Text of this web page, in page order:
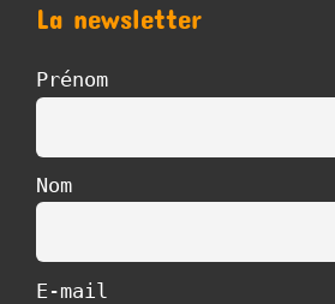
La newsletter
Prénom
Nom
E-mail